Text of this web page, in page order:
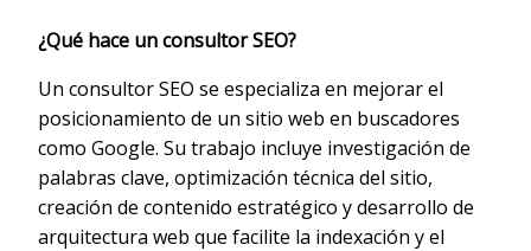
¿Qué hace un consultor SEO?
Un consultor SEO se especializa en mejorar el
posicionamiento de un sitio web en buscadores
como Google. Su trabajo incluye investigación de
palabras clave, optimización técnica del sitio,
creación de contenido estratégico y desarrollo de
arquitectura web que facilite la indexación y el